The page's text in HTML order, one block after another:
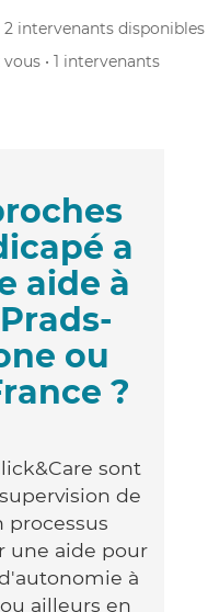
2 intervenants disponibles
vous • 1 intervenants
a
aide à
ou
?
sont
de
processus
une aide pour
à
ailleurs en